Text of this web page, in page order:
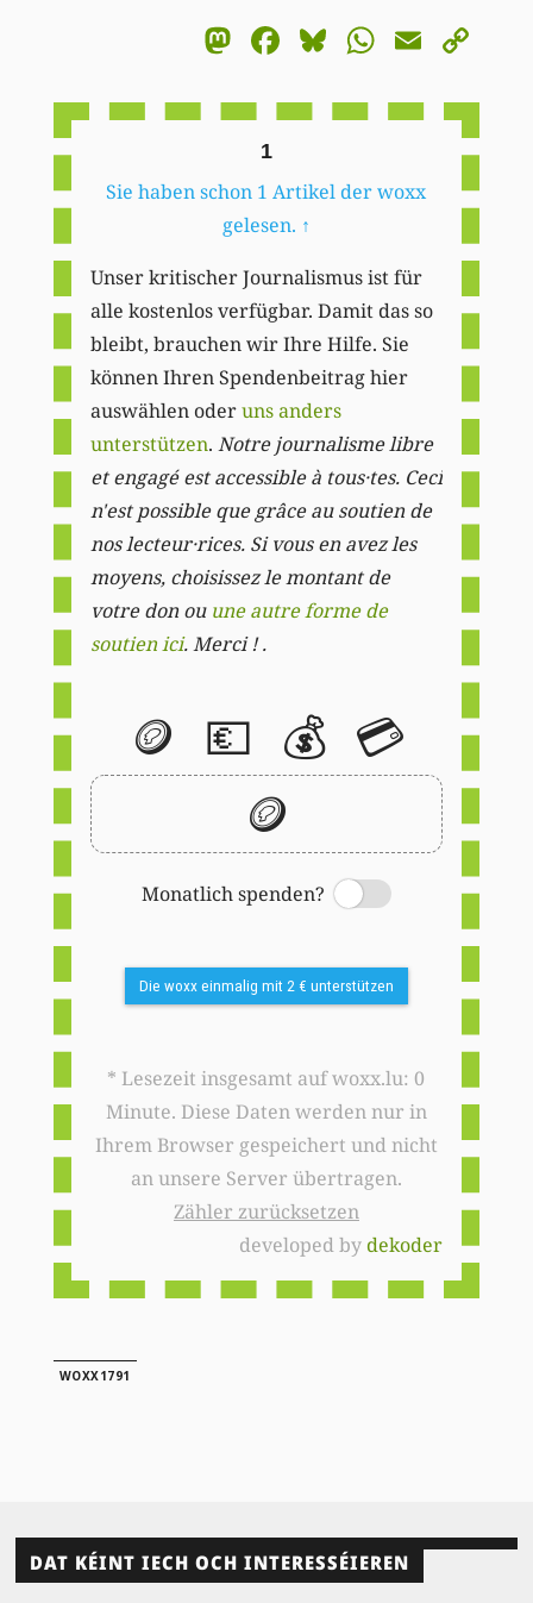
Mastodon
Facebook
BlueskyEmail
1
Sie haben schon 1 Artikel der woxx
gelesen. ↑
Unser kritischer Journalismus ist für
alle kostenlos verfügbar. Damit das so
bleibt, brauchen wir Ihre Hilfe. Sie
können Ihren Spendenbeitrag hier
auswählen oderuns anders
unterstützen. Notre journalisme libre
et engagé est accessible à tous·tes. Ceci
n'est possible que grâce au soutien de
nos lecteur·rices. Si vous en avez les
moyens, choisissez le montant de
votre don ou une autre forme de
soutien ici. Merci ! .
🪙 💶 💰 💳
🪙
Monatlich spenden?
Switch
Die woxx einmalig mit 2 € unterstützen
* Lesezeit insgesamt auf woxx.lu: 0
Minute. Diese Daten werden nur in
Ihrem Browser gespeichert und nicht
an unsere Server übertragen.
Zähler zurücksetzen
developed bydekoder
WOXX1791
DAT KÉINT IECH OCH INTERESSÉIEREN